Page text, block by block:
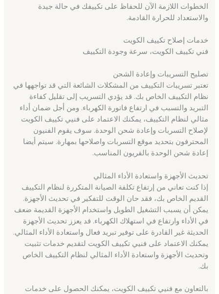
الخطوات اللازمة الآن للحفاظ على تكييفك في حالة جيدة
والاستعداد للحرارة القادمة.
خدمات إصلاح تكييف الكويت
فني تكييف الكويت، سرعة وجودة التكييف
تصليح التسريبات وإعادة الشحن
تعتبر تسريبات التكييف من المشكلات الشائعة التي قد تواجهها في
نظام التكييف الخاص بك. قد يؤدي التسريب إلى تقليل كفاءة
التبريد والتسبب في ارتفاع فاتورة الكهرباء. ومن أجل ضمان أداء
مثالي لنظام التكييف، يمكنك الاعتماد على فنيي تكييف الكويت
لإصلاح التسربات وإعادة شحن الوحدة. سوف يقوم الفنيون
المحترفون بتحديد موقع التسربات واصلاحها بمهارة. سيتم أيضا
إعادة شحن الوحدة بالفريون المناسب.
تحديث الأجهزة واستعادة الأداء المثالي
إذا كنت تعاني من إرتفاع تكلفة الصيانة المتكررة لنظام التكييف
القديم الخاص بك، فقد حان الوقت للتفكير في تحديث الأجهزة.
يمكن أن يسبب التشغيل الطويل واستخدام الأجهزة القديمة ضعف
في الأداء وارتفاع في استهلاك الكهرباء. قد يعزز تحديث الأجهزة
الحديثة غير القادرة على توفير تبريد فعال واستعادة الأداء المثالي.
يمكنك الاعتماد على فنيي تكييف الكويت لتقديم خدمات تثبيت
وتحديث الأجهزة واستعادة الأداء المثالي لنظام التكييف الخاص
بك.
بالتعاون مع فنيي تكييف الكويت، يمكنك الحصول على خدمات